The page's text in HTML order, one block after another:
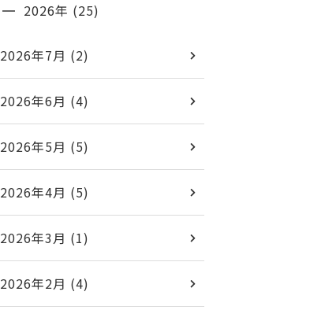
2026年 (25)
2026年7月 (2)
2026年6月 (4)
2026年5月 (5)
2026年4月 (5)
2026年3月 (1)
2026年2月 (4)